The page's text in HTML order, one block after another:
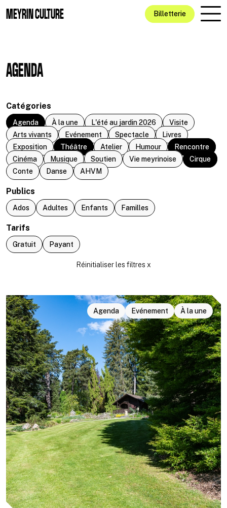
MEYRIN CULTURE Billetterie
AGENDA
Catégories
Agenda À la une L'été au jardin 2026
Visite
Arts vivants
Evénement Spectacle
Livres
Exposition
Théâtre Atelier Humour
Rencontre
Cinéma
Musique Soutien Vie meyrinoise
Cirque
Conte
Danse AHVM
Publics
Ados Adultes Enfants Familles
Tarifs
Gratuit Payant
Agenda Evénement À la une